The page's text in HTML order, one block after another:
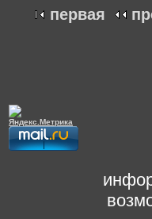
первая